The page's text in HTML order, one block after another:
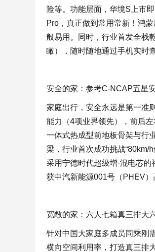
险等。功能层面，华境S上市
Pro，真正做到常用常新！鸿
般易用。同时，行业首发全栈
瞰），随时随地通过手机实时
安全的家：参考C-NCAP五星
家庭出行，安全永远是第一准
能力（4项业界领先），前后
一体式热成型前地板骨架与行
梁，行业首次成功挑战“80km/
采用宁德时代超级增·混电芯
获中汽新能源001号（PHEV）
宽敞的家：六人七箱真三排大
针对中国大家庭多成员同乘刚
横向空间利用率，打造真三排